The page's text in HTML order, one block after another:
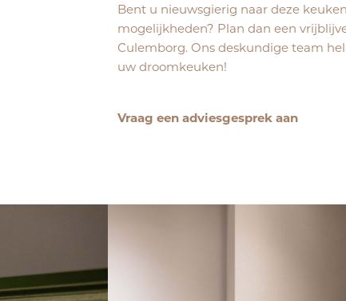
Bent u nieuwsgierig naar deze
mogelijkheden? Plan dan een
Culemborg. Ons deskundige team
uw droomkeuken!
Vraag een adviesgesprek aan